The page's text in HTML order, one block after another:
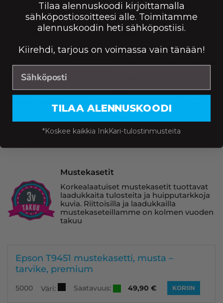
5200 SERIES
WORKFORCE PRO WF-C
WORKFORCE PRO WF-C
WORKFORCE PRO WF-C
5290 RDW
WORKFORCE PRO WF-C
WORKFORCE PRO WF-C
5790 DWF BAM
WORKFORCE WF-C 5200
SERIES
WORKFORCE WF-C 5210 DW
WORKFORCE WF-C 5215 DW
DW
WORKFORCE WF-C 5710
Mustekasetit
Korkealaatuiset mustekasetit tuottavat
laadukkaita tulosteita ja huipputarkkoja
kuvia. Riittoisilla ja laadukkailla
mustekaseteillamme on kolmen vuoden
takuu
Epson T9451 mustekasetti, musta –
tarvike, premium
5000 Väri: Saatavuus: 49,90 € KORIIN
Tilaa alennuskoodi kirjoittamalla
sähköpostiosoitteesi alle. Toimitamme
alennuskoodin heti sähköpostiisi.
Kiirehdi, tarjous on voimassa vain tänään!
TILAA ALENNUSKOODI
*Koskee kaikkia InkKari-tulostinmusteita